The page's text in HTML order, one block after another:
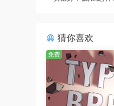
招募并升级强大战
猜你喜欢
免费